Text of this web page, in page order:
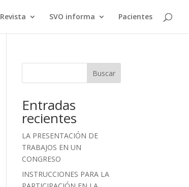
Revista SVO informa Pacientes
Buscar
Entradas
recientes
LA PRESENTACIÓN DE
TRABAJOS EN UN
CONGRESO
INSTRUCCIONES PARA LA